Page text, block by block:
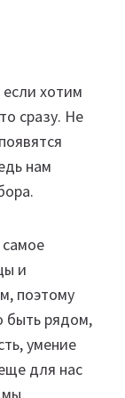
хотим
сразу. Не
нам
и
поэтому
быть рядом,
умение
для нас